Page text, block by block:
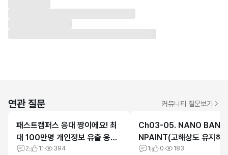
연관 질문 커뮤니티 질문보기
패스트캠퍼스 응대 짱이에요! 최
대 100만명 개인정보 유출 응대
최고
2 11
394
Ch03-05. NANO
NPAINT(고해상도 유지하
의 자료 에러
1 0
183